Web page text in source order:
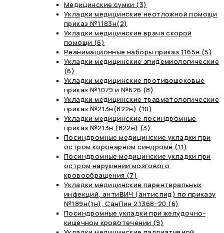
Медицинские сумки (3)
Укладки медицинские неотложной помощи
приказ №1183н(2)
Укладки медицинские врача скорой
помощи (6)
Реанимационные наборы приказ 1165н (5)
Укладки медицинские эпидемиологические
(6)
Укладки медицинские противошоковые
приказ №1079 и №626 (8)
Укладки медицинские травматологические
приказ №213н(822н) (10)
Укладки медицинские посиндромные
приказ №213н (822н) (3)
Посиндромные медицинские укладки при
остром коронарном синдроме (11)
Посиндромные медицинские укладки при
остром нарушении мозгового
кровообращения (7)
Укладки медицинские парентеральных
инфекций, антиВИЧ (антиспид) по приказу
№189н(1н), СанПин 2.1368−20 (6)
Посиндромные укладки при желудочно-
кишечном кровотечении (9)